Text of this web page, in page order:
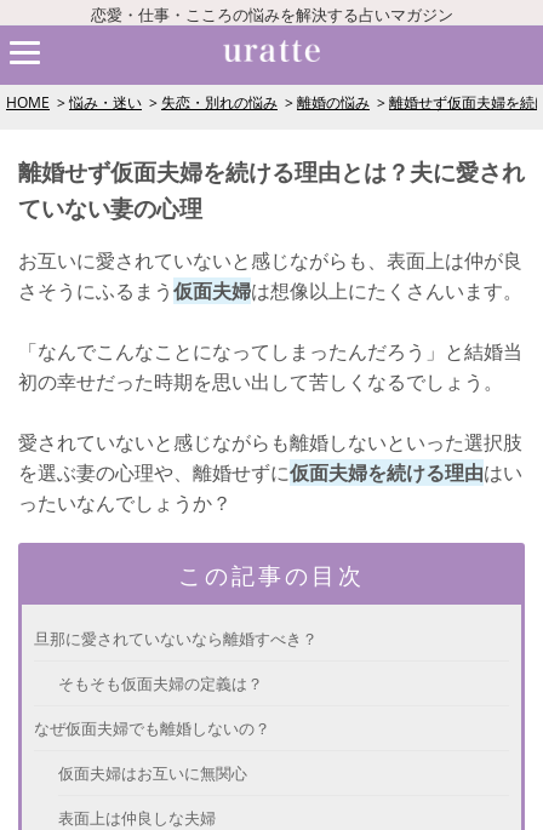
恋愛・仕事・こころの悩みを解決する占いマガジン
HOME 悩み・迷い 失恋・別れの悩み 離婚の悩み 離婚せず仮面夫婦を続
離婚せず仮面夫婦を続ける理由とは？夫に愛され
ていない妻の心理
お互いに愛されていないと感じながらも、表面上は仲が良
さそうにふるまう仮面夫婦は想像以上にたくさんいます。
「なんでこんなことになってしまったんだろう」と結婚当
初の幸せだった時期を思い出して苦しくなるでしょう。
愛されていないと感じながらも離婚しないといった選択肢
を選ぶ妻の心理や、離婚せずに仮面夫婦を続ける理由はい
ったいなんでしょうか？
この記事の目次
旦那に愛されていないなら離婚すべき？
そもそも仮面夫婦の定義は？
なぜ仮面夫婦でも離婚しないの？
仮面夫婦はお互いに無関心
表面上は仲良しな夫婦